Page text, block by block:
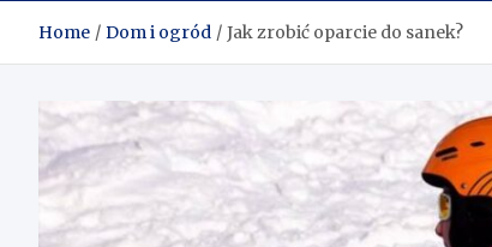
Home Dom i ogród Jak zrobić oparcie do sanek?